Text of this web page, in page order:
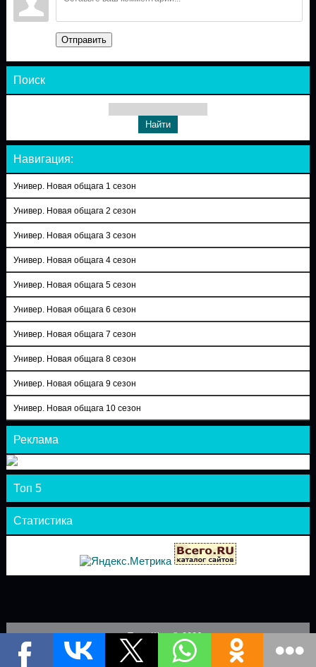
Отправить
Поиск
Навигация:
Универ. Новая общага 1 сезон
Универ. Новая общага 2 сезон
Универ. Новая общага 3 сезон
Универ. Новая общага 4 сезон
Универ. Новая общага 5 сезон
Универ. Новая общага 6 сезон
Универ. Новая общага 7 сезон
Универ. Новая общага 8 сезон
Универ. Новая общага 9 сезон
Универ. Новая общага 10 сезон
Реклама
Топ 5
Статистика
Теле-Шоу © 2026